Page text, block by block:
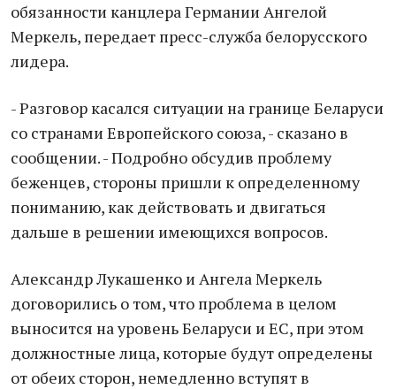
обязанности канцлера Германии Ангелой
Меркель, передает пресс-служба белорусского
лидера.
- Разговор касался ситуации на границе Беларуси
со странами Европейского союза, - сказано в
сообщении. - Подробно обсудив проблему
беженцев, стороны пришли к определенному
пониманию, как действовать и двигаться
дальше в решении имеющихся вопросов.
Александр Лукашенко и Ангела Меркель
договорились о том, что проблема в целом
выносится на уровень Беларуси и ЕС, при этом
должностные лица, которые будут определены
от обеих сторон, немедленно вступят в